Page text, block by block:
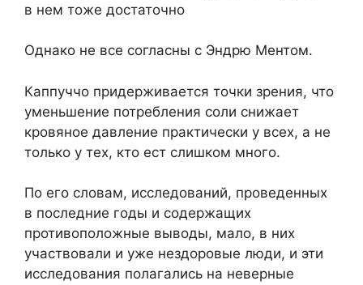
в нем тоже достаточно
Однако не все согласны с Эндрю Ментом.
Каппуччо придерживается точки зрения, что
уменьшение потребления соли снижает
кровяное давление практически у всех, а не
только у тех, кто ест слишком много.
По его словам, исследований, проведенных
в последние годы и содержащих
противоположные выводы, мало, в них
участвовали и уже нездоровые люди, и эти
исследования полагались на неверные